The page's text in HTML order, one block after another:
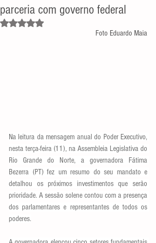
parceria com governo federal
Avaliado com NaN de 5 estrelas.
Foto Eduardo Maia
Na leitura da mensagem anual do Poder Executivo,
nesta terça-feira (11), na Assembleia Legislativa do
Rio Grande do Norte, a governadora Fátima
Bezerra (PT) fez um resumo do seu mandato e
detalhou os próximos investimentos que serão
prioridade. A sessão solene contou com a presença
dos parlamentares e representantes de todos os
poderes.